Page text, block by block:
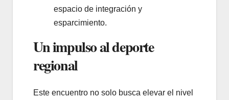
espacio de integración y
esparcimiento.
Un impulso al deporte
regional
Este encuentro no solo busca elevar el nivel